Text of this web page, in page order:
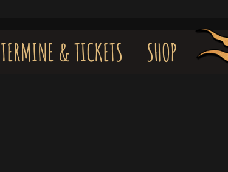
TERMINE & TICKETS SHOP